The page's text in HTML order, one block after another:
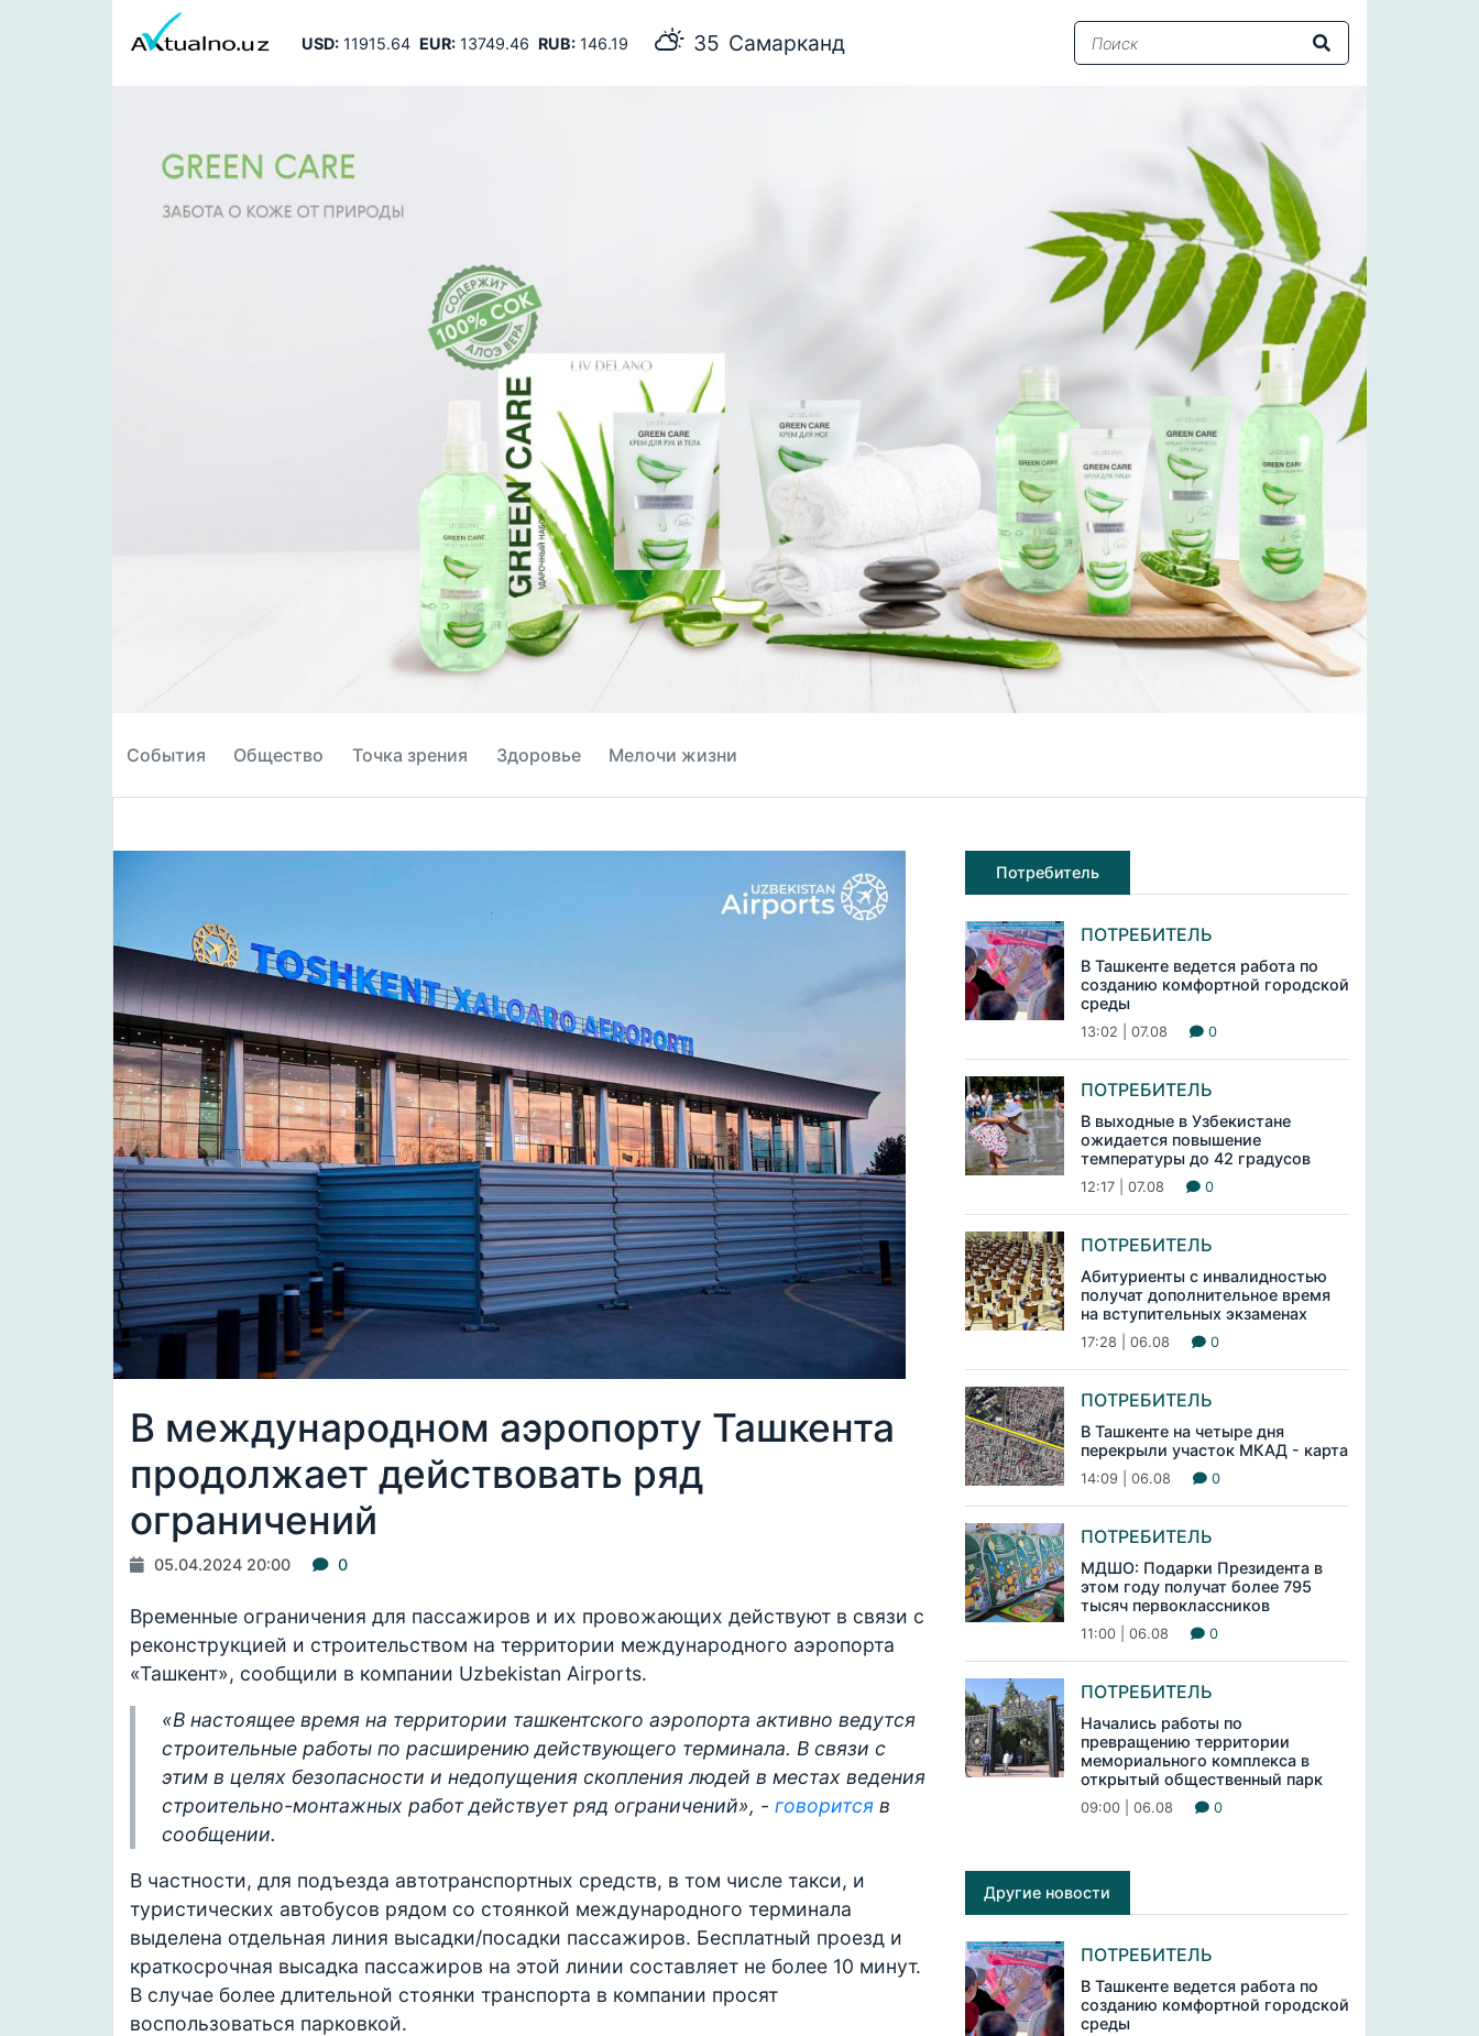
USD:11915.64 EUR:13749.46 RUB:146.19 35 Самарканд
События Общество Точка зрения Здоровье Мелочи жизни
В международном аэропорту Ташкента
продолжает действовать ряд
ограничений
05.04.2024 20:00 0
Временные ограничения для пассажиров и их провожающих действуют в связи с
реконструкцией и строительством на территории международного аэропорта
«Ташкент», сообщили в компании Uzbekistan Airports.
«В настоящее время на территории ташкентского аэропорта активно ведутся
строительные работы по расширению действующего терминала. В связи с
этим в целях безопасности и недопущения скопления людей в местах ведения
строительно-монтажных работ действует ряд ограничений», - говорится в
сообщении.
В частности, для подъезда автотранспортных средств, в том числе такси, и
туристических автобусов рядом со стоянкой международного терминала
выделена отдельная линия высадки/посадки пассажиров. Бесплатный проезд и
краткосрочная высадка пассажиров на этой линии составляет не более 10 минут.
В случае более длительной стоянки транспорта в компании просят
воспользоваться парковкой.
Потребитель
ПОТРЕБИТЕЛЬ
В Ташкенте ведется работа по
созданию комфортной городской
среды
13:02 | 07.08 0
ПОТРЕБИТЕЛЬ
В выходные в Узбекистане
ожидается повышение
температуры до 42 градусов
12:17 | 07.08 0
ПОТРЕБИТЕЛЬ
Абитуриенты с инвалидностью
получат дополнительное время
на вступительных экзаменах
17:28 | 06.08 0
ПОТРЕБИТЕЛЬ
В Ташкенте на четыре дня
перекрыли участок МКАД - карта
14:09 | 06.08 0
ПОТРЕБИТЕЛЬ
МДШО: Подарки Президента в
этом году получат более 795
тысяч первоклассников
11:00 | 06.08 0
ПОТРЕБИТЕЛЬ
Начались работы по
превращению территории
мемориального комплекса в
открытый общественный парк
09:00 | 06.08 0
Другие новости
ПОТРЕБИТЕЛЬ
В Ташкенте ведется работа по
созданию комфортной городской
среды